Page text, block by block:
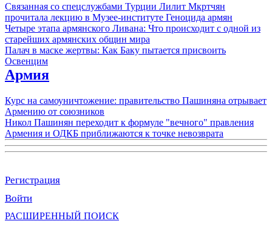
Связанная со спецслужбами Турции Лилит Мкртчян
прочитала лекцию в Музее-институте Геноцида армян
Четыре этапа армянского Ливана: Что происходит с одной из
старейших армянских общин мира
Палач в маске жертвы: Как Баку пытается присвоить
Освенцим
Армия
Курс на самоуничтожение: правительство Пашиняна отрывает
Армению от союзников
Никол Пашинян переходит к формуле "вечного" правления
Армения и ОДКБ приближаются к точке невозврата
Регистрация
Войти
РАСШИРЕННЫЙ ПОИСК